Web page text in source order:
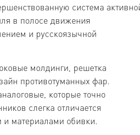
система
в полосе движения
и русскоязычной
молдинги, решетка
противотуманных фар.
которые точно
слегка отличается
материалами обивки.